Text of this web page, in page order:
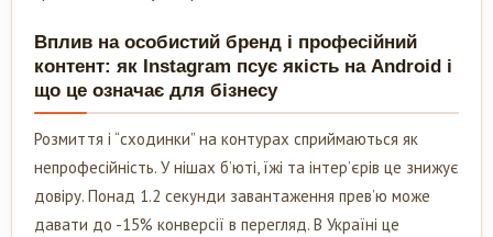
Вплив на особистий бренд і професійний
контент: як Instagram псує якість на Android і
що це означає для бізнесу
Розмиття і “сходинки” на контурах сприймаються як
непрофесійність. У нішах б’юті, їжі та інтер’єрів це знижує
довіру. Понад 1.2 секунди завантаження прев’ю може
давати до -15% конверсії в перегляд. В Україні це